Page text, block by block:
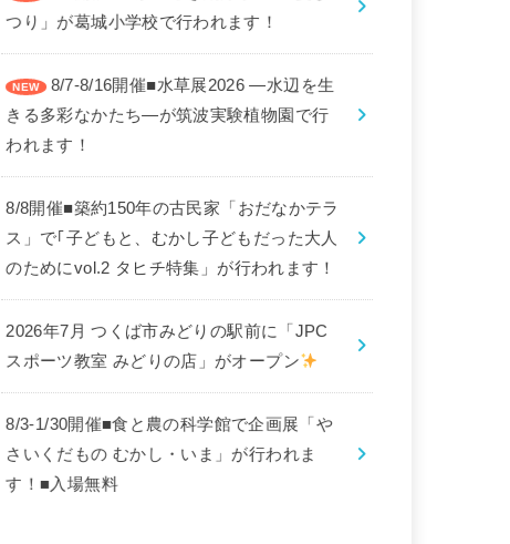
つり」が葛城小学校で行われます！
8/7-8/16開催■水草展2026 ―水辺を生
きる多彩なかたち―が筑波実験植物園で行
われます！
8/8開催■築約150年の古民家「おだなかテラ
ス」で｢子どもと、むかし子どもだった大人
のためにvol.2 タヒチ特集」が行われます！
2026年7月 つくば市みどりの駅前に「JPC
スポーツ教室 みどりの店」がオープン
8/3-1/30開催■食と農の科学館で企画展「や
さいくだもの むかし・いま」が行われま
す！■入場無料